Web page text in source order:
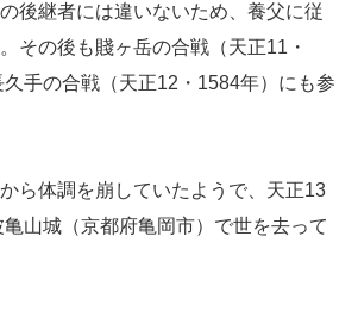
後継者には違いないため、養父に従
その後も賤ヶ岳の合戦（天正11・
手の合戦（天正12・1584年）にも参
ら体調を崩していたようで、天正13
山城（京都府亀岡市）で世を去って